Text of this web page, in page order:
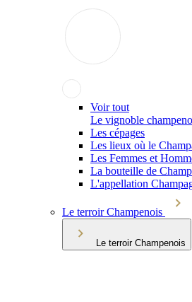
Voir tout
Le vignoble
Les cépages
Les lieux où le
Les Femmes et
La bouteille de
L'appellation
Le terroir Champenois
Le terroir Champenois